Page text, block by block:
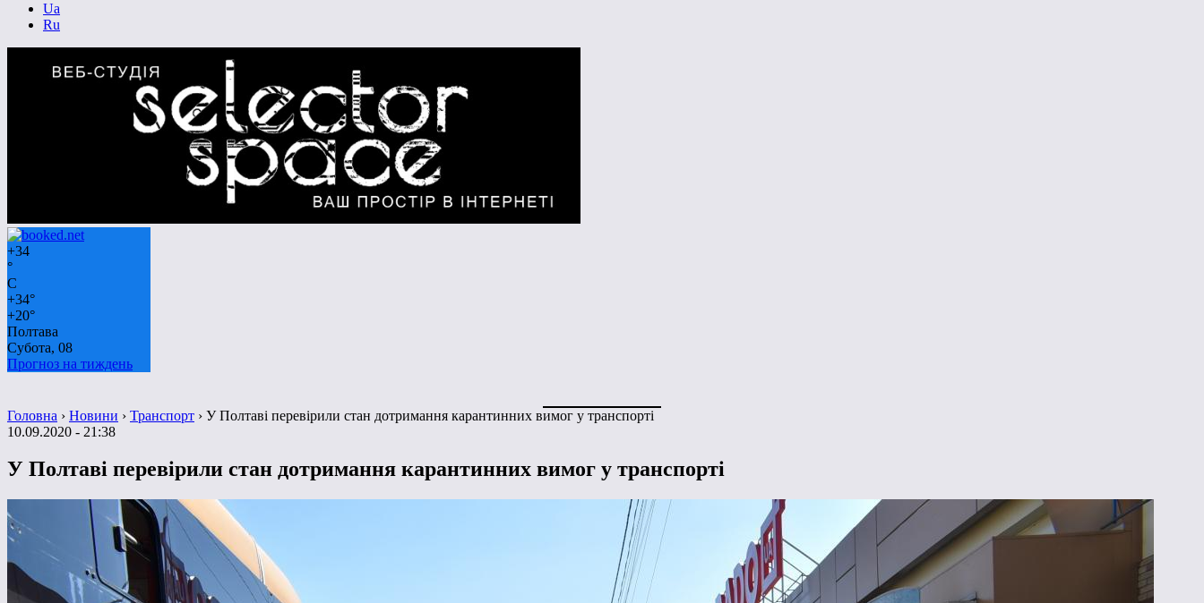
Ua
Ru
+34
°
C
+34°
+20°
Полтава
Субота, 08
Прогноз на тиждень
Головна › Новини › Транспорт › У Полтаві перевірили стан дотримання карантинних вимог у транспорті
10.09.2020 - 21:38
У Полтаві перевірили стан дотримання карантинних вимог у транспорті